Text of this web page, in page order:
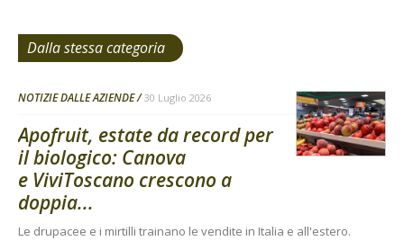
Dalla stessa categoria
NOTIZIE DALLE AZIENDE 30 Luglio 2026
Apofruit, estate da record per
il biologico: Canova
e ViviToscano crescono a
doppia...
Le drupacee e i mirtilli trainano le vendite in Italia e all'estero.